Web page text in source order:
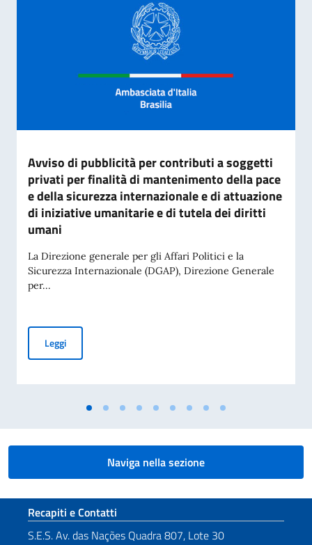
Avviso di pubblicità per contributi a soggetti
privati per finalità di mantenimento della pace
e della sicurezza internazionale e di attuazione
di iniziative umanitarie e di tutela dei diritti
umani
La Direzione generale per gli Affari Politici e la
Sicurezza Internazionale (DGAP), Direzione Generale
per...
LeggiAvviso di pubblicità per contributi a soggetti privati per
Naviga nella sezione
Sezione footer
Recapiti e Contatti
S.E.S. Av. das Nações Quadra 807, Lote 30